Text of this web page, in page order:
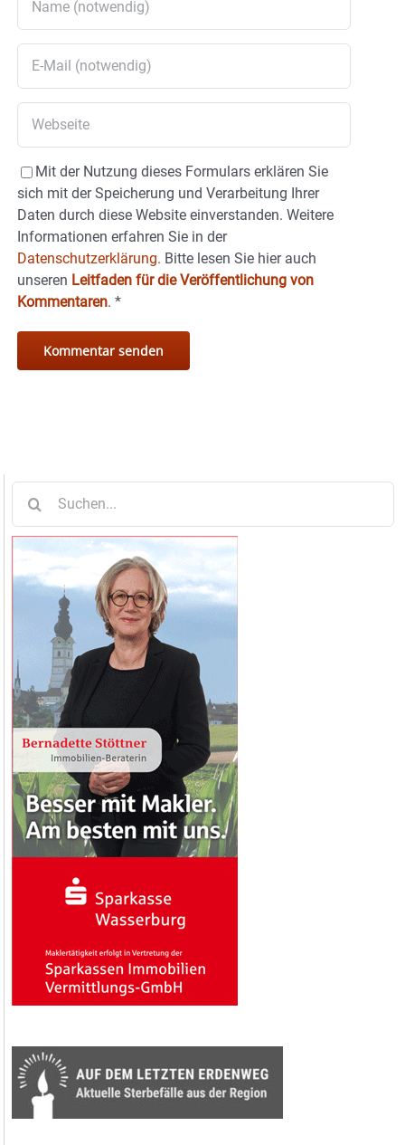
Mit der Nutzung dieses Formulars erklären Sie
sich mit der Speicherung und Verarbeitung Ihrer
Daten durch diese Website einverstanden. Weitere
Informationen erfahren Sie in der
Datenschutzerklärung. Bitte lesen Sie hier auch
unseren Leitfaden für die Veröffentlichung von
Kommentaren. *
nach: